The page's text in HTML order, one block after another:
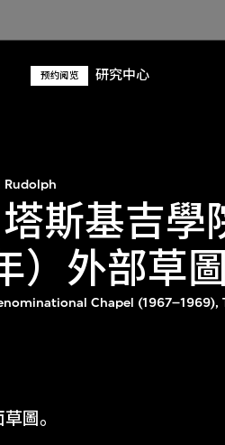
预约阅览 研究中心
Rudolph
斯基吉學
）外部草
Chapel (1967–1969),
圖。